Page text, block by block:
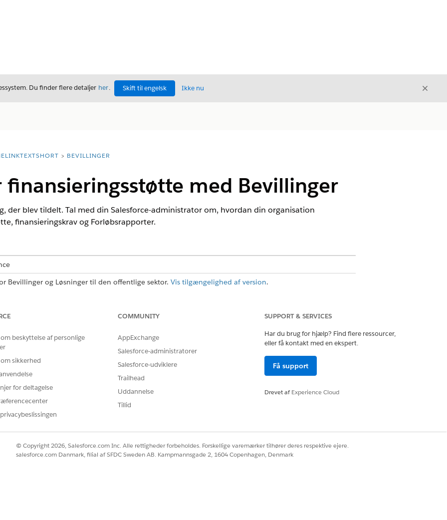
Du finder flere detaljer her. Skift til engelsk Ikke nu Luk
BEVILLINGER
med Bevillinger
der blev tildelt. Tal med din Salesforce-administrator om, hvordan din organisation
finansieringskrav og Forløbsrapporter.
Bevillinger og Løsninger til den offentlige sektor. Vis tilgængelighed af version.
i Experience Cloud: Bevillinger til Experience Cloud-tilladelsessæt
på højt niveau om, f.eks. Beløb, Kontraktens tidsramme og Budget for, hvordan midlerne er
for finansieringsudbetaling eller dokumenter, f.eks. kontrakter eller rapporter.
bevilling ændres, kan du føje en ændring af finansieringsstøtten til finansieringsstøtten.
kan du inkludere finansieringsstøtte på din Bevillinger-lokalitet, så modtagerne kan
beskyttelse af personlige
sikkerhed
for deltagelse
COMMUNITY
AppExchange
Salesforce-administratorer
Salesforce-udviklere
Trailhead
Uddannelse
Tillid
SUPPORT & SERVICES
Har du brug for hjælp? Find flere ressourcer,
eller få kontakt med en ekspert.
Få support
Drevet afExperience Cloud
© Copyright 2026, Salesforce.com Inc. Alle rettigheder forbeholdes. Forskellige varemærker tilhører deres respektive ejere.
salesforce.com Danmark, filial af SFDC Sweden AB. Kampmannsgade 2, 1604 Copenhagen, Denmark